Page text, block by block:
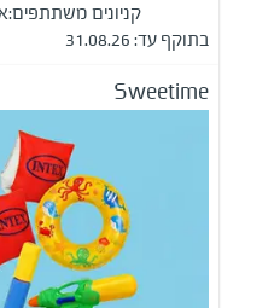
קניונים משתתפים:
בתוקף עד: 31.08.26
Sweetime